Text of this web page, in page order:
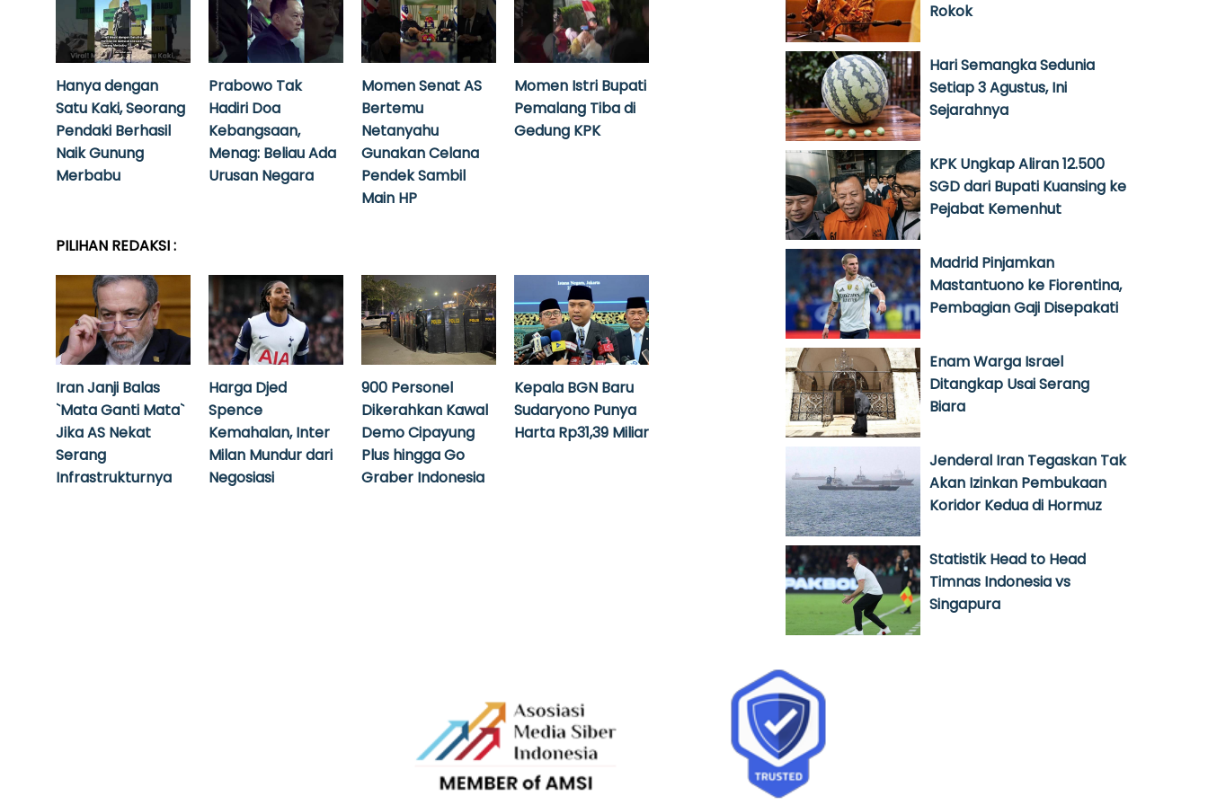
Hanya dengan
Satu Kaki, Seorang
Pendaki Berhasil
Naik Gunung
Merbabu
Prabowo Tak
Hadiri Doa
Kebangsaan,
Menag: Beliau Ada
Urusan Negara
Momen Senat AS
Bertemu
Netanyahu
Gunakan Celana
Pendek Sambil
Main HP
Momen Istri Bupati
Pemalang Tiba di
Gedung KPK
PILIHAN REDAKSI :
Iran Janji Balas
`Mata Ganti Mata`
Jika AS Nekat
Serang
Infrastrukturnya
Harga Djed
Spence
Kemahalan, Inter
Milan Mundur dari
Negosiasi
900 Personel
Dikerahkan Kawal
Demo Cipayung
Plus hingga Go
Graber Indonesia
Kepala BGN Baru
Sudaryono Punya
Harta Rp31,39 Miliar
Rokok
Hari Semangka Sedunia
Setiap 3 Agustus, Ini
Sejarahnya
KPK Ungkap Aliran 12.500
SGD dari Bupati Kuansing ke
Pejabat Kemenhut
Madrid Pinjamkan
Mastantuono ke Fiorentina,
Pembagian Gaji Disepakati
Enam Warga Israel
Ditangkap Usai Serang
Biara
Jenderal Iran Tegaskan Tak
Akan Izinkan Pembukaan
Koridor Kedua di Hormuz
Statistik Head to Head
Timnas Indonesia vs
Singapura